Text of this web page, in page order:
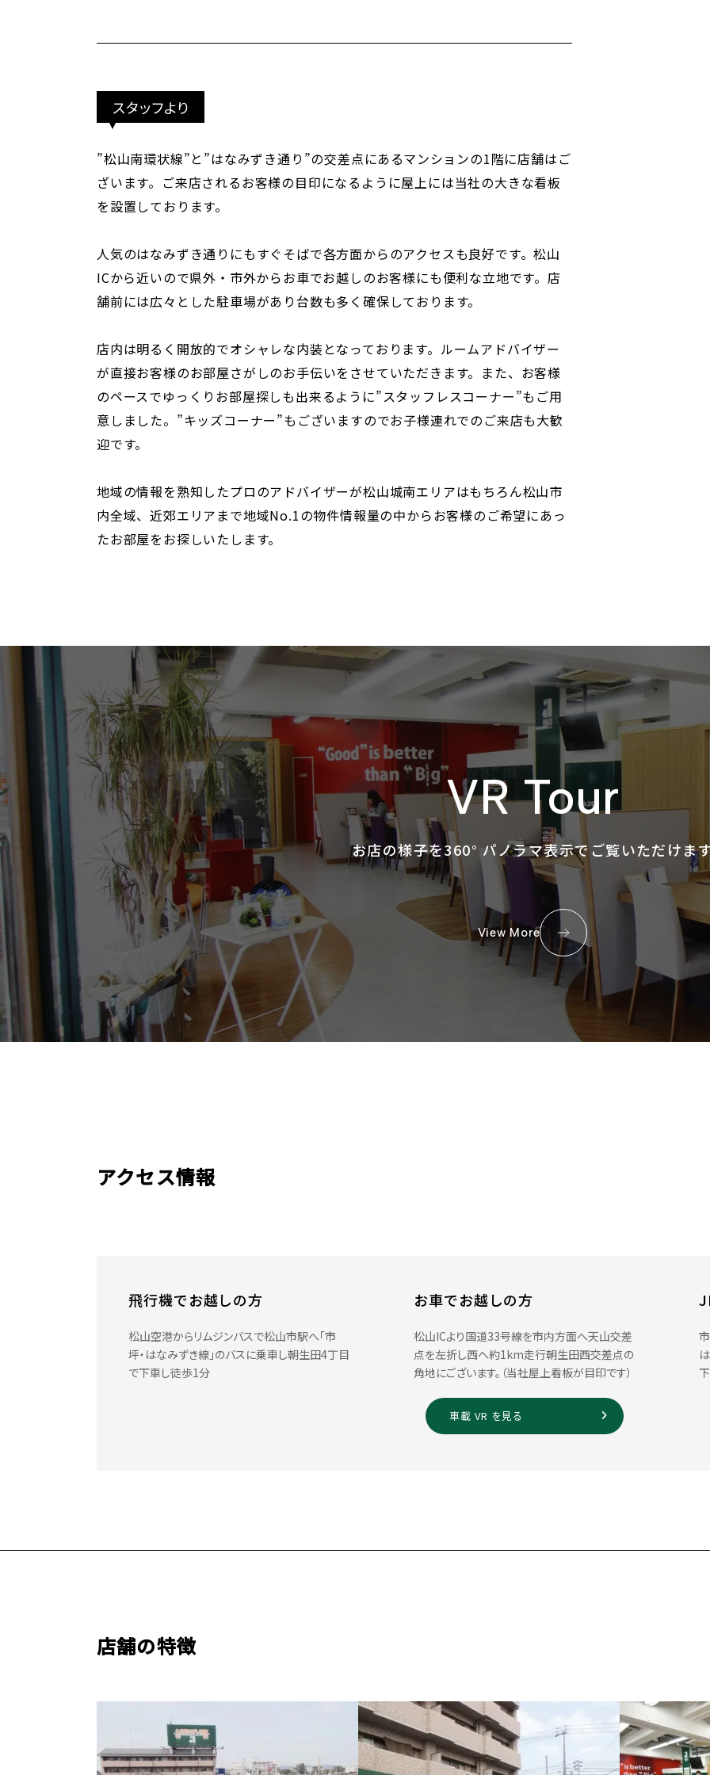
スタッフより
”松山南環状線”と”はなみずき通り”の交差点にあるマンションの1階に店舗はご
ざいます。ご来店されるお客様の目印になるように屋上には当社の大きな看板
を設置しております。
人気のはなみずき通りにもすぐそばで各方面からのアクセスも良好です。松山
ICから近いので県外・市外からお車でお越しのお客様にも便利な立地です。店
舗前には広々とした駐車場があり台数も多く確保しております。
店内は明るく開放的でオシャレな内装となっております。ルームアドバイザー
が直接お客様のお部屋さがしのお手伝いをさせていただきます。また、お客様
のペースでゆっくりお部屋探しも出来るように”スタッフレスコーナー”もご用
意しました。”キッズコーナー”もございますのでお子様連れでのご来店も大歓
迎です。
地域の情報を熟知したプロのアドバイザーが松山城南エリアはもちろん松山市
内全域、近郊エリアまで地域No.1の物件情報量の中からお客様のご希望にあっ
たお部屋をお探しいたします。
VR Tour
お店の様子を360° パノラマ表示でご覧いただけま
View More
アクセス情報
飛行機でお越しの方
松山空港からリムジンバスで松山市駅へ「市
坪・はなみずき線」のバスに乗車し朝生田4丁目
で下車し徒歩1分
お車でお越しの方
松山ICより国道33号線を市内方面へ天山交差
点を左折し西へ約1km走行朝生田西交差点の
角地にございます。（当社屋上看板が目印です）
車載 VR を見る
店舗の特徴